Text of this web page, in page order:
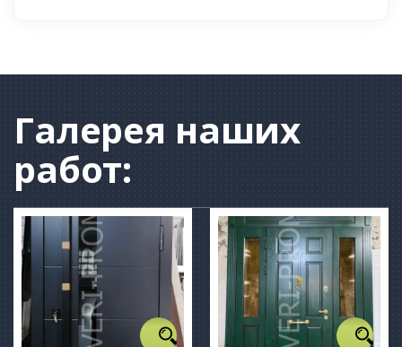
Галерея наших
работ: